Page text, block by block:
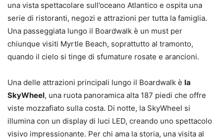
una vista spettacolare sull’oceano Atlantico e ospita una
serie di ristoranti, negozi e attrazioni per tutta la famiglia.
Una passeggiata lungo il Boardwalk è un must per
chiunque visiti Myrtle Beach, soprattutto al tramonto,
quando il cielo si tinge di sfumature rosate e arancioni.
Una delle attrazioni principali lungo il Boardwalk è la
SkyWheel, una ruota panoramica alta 187 piedi che offre
viste mozzafiato sulla costa. Di notte, la SkyWheel si
illumina con un display di luci LED, creando uno spettacolo
visivo impressionante. Per chi ama la storia, una visita al